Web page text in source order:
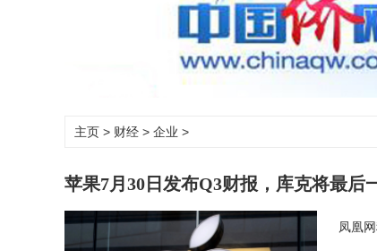
主页 > 财经 > 企业 >
苹果7月30日发布Q3财报，库克将最后
凤凰